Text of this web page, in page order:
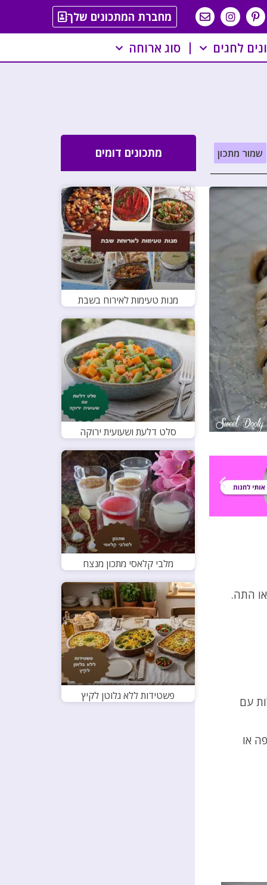
מחברת המתכונים שלך
לחגים סוג ארוחה
שמור מתכון מתכונים דומים
התה.
עם
או
מנות טעימות לאירוח בשבת
סלט דלעת ושעועית ירוקה
מלבי קלאסי מתכון מנצח
פשטידות ללא גלוטן לקיץ